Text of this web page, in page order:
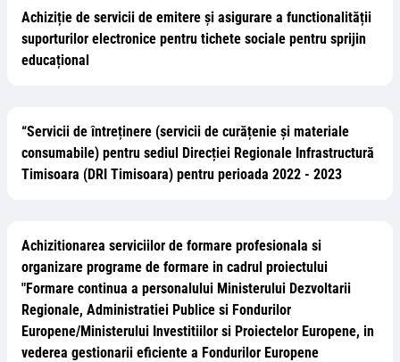
Achiziție de servicii de emitere și asigurare a functionalității
suporturilor electronice pentru tichete sociale pentru sprijin
educațional
“Servicii de întreținere (servicii de curățenie și materiale
consumabile) pentru sediul Direcției Regionale Infrastructură
Timisoara (DRI Timisoara) pentru perioada 2022 - 2023
Achizitionarea serviciilor de formare profesionala si
organizare programe de formare in cadrul proiectului
"Formare continua a personalului Ministerului Dezvoltarii
Regionale, Administratiei Publice si Fondurilor
Europene/Ministerului Investitiilor si Proiectelor Europene, in
vederea gestionarii eficiente a Fondurilor Europene